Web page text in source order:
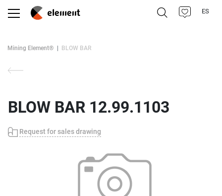
ES
Mining Element® BLOW BAR
BLOW BAR 12.99.1103
Request for sales drawing